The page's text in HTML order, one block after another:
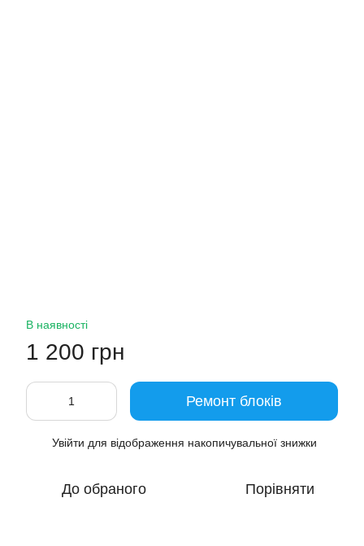
В наявності
1 200 грн
Ремонт блоків
Увійти для відображення накопичувальної знижки
До обраного Порівняти